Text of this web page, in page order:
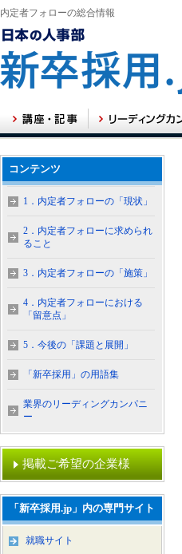
内定者フォローの総合情報
コンテンツ
1．内定者フォローの「現状」
2．内定者フォローに求められ
ること
3．内定者フォローの「施策」
4．内定者フォローにおける
「留意点」
5．今後の「課題と展開」
「新卒採用」の用語集
業界のリーディングカンパニ
ー
掲載ご希望の企業様
「新卒採用.jp」内の専門サイト
就職サイト